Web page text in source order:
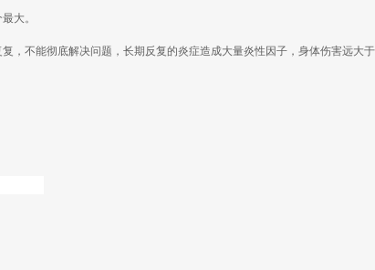
大。
，不能彻底解决问题，长期反复的炎症造成大量炎性因子，身体伤害远大于